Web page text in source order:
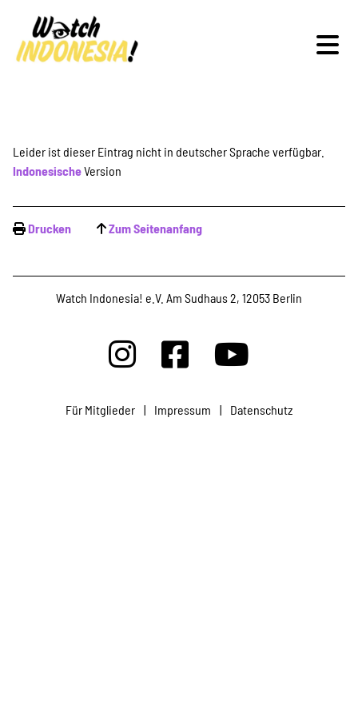
Schwerpunkte
Veranstaltungen
Publikationen
Projekte
Leider ist dieser Eintrag nicht in deutscher Sprache verfügbar.
IndonesischeVersion
Drucken Zum Seitenanfang
Watch Indonesia! e.V. Am Sudhaus 2, 12053 Berlin
Für Mitglieder | Impressum | Datenschutz